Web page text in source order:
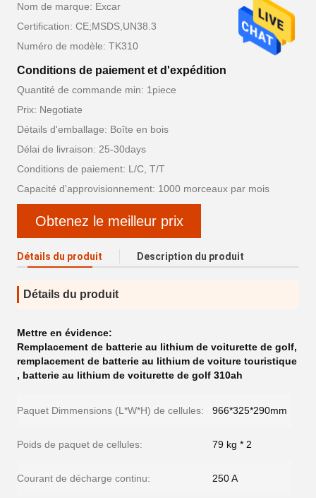
Nom de marque: Excar
Certification: CE;MSDS,UN38.3
Numéro de modèle: TK310
Conditions de paiement et d'expédition
Quantité de commande min: 1piece
Prix: Negotiate
Détails d'emballage: Boîte en bois
Délai de livraison: 25-30days
Conditions de paiement: L/C, T/T
Capacité d'approvisionnement: 1000 morceaux par mois
Obtenez le meilleur prix
Détails du produit Description du produit
Détails du produit
Mettre en évidence:
Remplacement de batterie au lithium de voiturette de golf,
remplacement de batterie au lithium de voiture touristique
, batterie au lithium de voiturette de golf 310ah
Paquet Dimmensions (L*W*H) de cellules: 966*325*290mm
Poids de paquet de cellules: 79 kg * 2
Courant de décharge continu: 250 A